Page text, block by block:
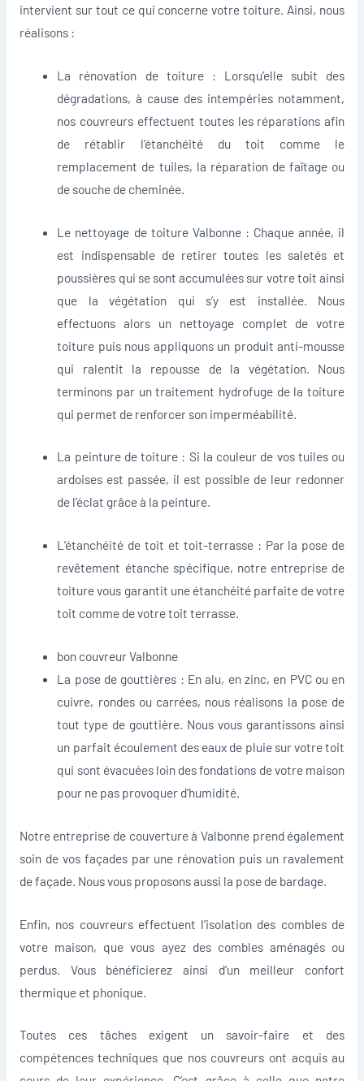
intervient sur tout ce qui concerne votre toiture. Ainsi, nous
réalisons :
La rénovation de toiture : Lorsqu’elle subit des
dégradations, à cause des intempéries notamment,
nos couvreurs effectuent toutes les réparations afin
de rétablir l’étanchéité du toit comme le
remplacement de tuiles, la réparation de faîtage ou
de souche de cheminée.
Le nettoyage de toiture Valbonne : Chaque année, il
est indispensable de retirer toutes les saletés et
poussières qui se sont accumulées sur votre toit ainsi
que la végétation qui s’y est installée. Nous
effectuons alors un nettoyage complet de votre
toiture puis nous appliquons un produit anti-mousse
qui ralentit la repousse de la végétation. Nous
terminons par un traitement hydrofuge de la toiture
qui permet de renforcer son imperméabilité.
La peinture de toiture : Si la couleur de vos tuiles ou
ardoises est passée, il est possible de leur redonner
de l’éclat grâce à la peinture.
L’étanchéité de toit et toit-terrasse : Par la pose de
revêtement étanche spécifique, notre entreprise de
toiture vous garantit une étanchéité parfaite de votre
toit comme de votre toit terrasse.
bon couvreur Valbonne
La pose de gouttières : En alu, en zinc, en PVC ou en
cuivre, rondes ou carrées, nous réalisons la pose de
tout type de gouttière. Nous vous garantissons ainsi
un parfait écoulement des eaux de pluie sur votre toit
qui sont évacuées loin des fondations de votre maison
pour ne pas provoquer d’humidité.
Notre entreprise de couverture à Valbonne prend également
soin de vos façades par une rénovation puis un ravalement
de façade. Nous vous proposons aussi la pose de bardage.
Enfin, nos couvreurs effectuent l’isolation des combles de
votre maison, que vous ayez des combles aménagés ou
perdus. Vous bénéficierez ainsi d’un meilleur confort
thermique et phonique.
Toutes ces tâches exigent un savoir-faire et des
compétences techniques que nos couvreurs ont acquis au